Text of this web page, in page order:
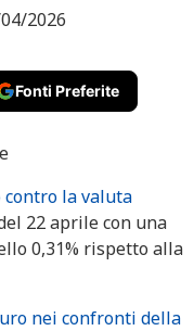
Fonti Preferite
contro la valuta
22 aprile con una
0,31% rispetto alla
nei confronti della